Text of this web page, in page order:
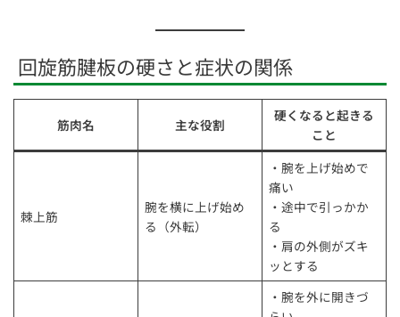
回旋筋腱板の硬さと症状の関係
筋肉名 主な役割
硬くなると起きる
こと
棘上筋
腕を横に上げ始め
る（外転）
・腕を上げ始めで
痛い
・途中で引っかか
る
・肩の外側がズキ
ッとする
・腕を外に開きづ